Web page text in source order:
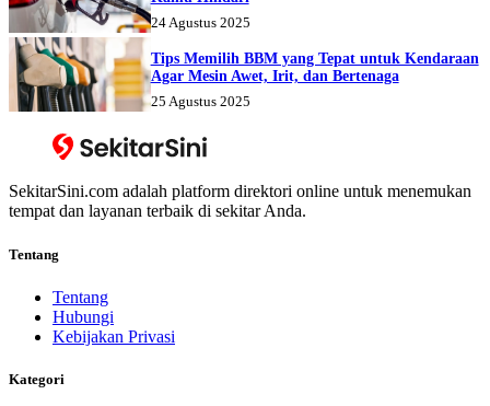
24 Agustus 2025
Tips Memilih BBM yang Tepat untuk Kendaraan
Agar Mesin Awet, Irit, dan Bertenaga
25 Agustus 2025
SekitarSini.com adalah platform direktori online untuk menemukan
tempat dan layanan terbaik di sekitar Anda.
Tentang
Tentang
Hubungi
Kebijakan Privasi
Kategori